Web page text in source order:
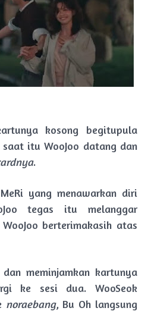
kosong begitupula
itu WooJoo datang dan
.
yang menawarkan diri
tegas itu melanggar
berterimakasih atas
meminjamkan kartunya
ke sesi dua. WooSeok
noraebang, Bu Oh langsung